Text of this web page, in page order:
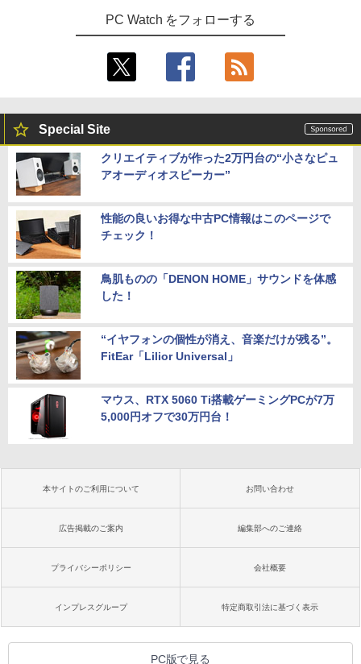
PC Watch をフォローする
Special Site
クリエイティブが作った2万円台の“小さなピュ
アオーディオスピーカー”
性能の良いお得な中古PC情報はこのページで
チェック！
鳥肌ものの「DENON HOME」サウンドを体感
した！
“イヤフォンの個性が消え、音楽だけが残る”。
FitEar「Lilior Universal」
マウス、RTX 5060 Ti搭載ゲーミングPCが7万
5,000円オフで30万円台！
本サイトのご利用について お問い合わせ
広告掲載のご案内 編集部へのご連絡
プライバシーポリシー 会社概要
インプレスグループ 特定商取引法に基づく表示
PC版で見る